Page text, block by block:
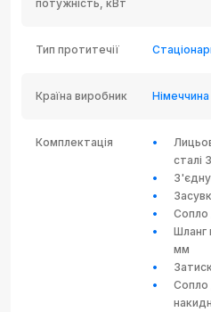
потужність, кВт
Тип протитечії
Країна виробник Німеччина
Комплектація
сталі
Сопло
Шланг
мм
Сопло